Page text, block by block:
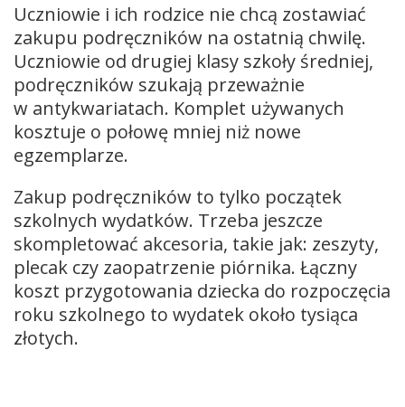
Uczniowie i ich rodzice nie chcą zostawiać
zakupu podręczników na ostatnią chwilę.
Uczniowie od drugiej klasy szkoły średniej,
podręczników szukają przeważnie
w antykwariatach. Komplet używanych
kosztuje o połowę mniej niż nowe
egzemplarze.
Zakup podręczników to tylko początek
szkolnych wydatków. Trzeba jeszcze
skompletować akcesoria, takie jak: zeszyty,
plecak czy zaopatrzenie piórnika. Łączny
koszt przygotowania dziecka do rozpoczęcia
roku szkolnego to wydatek około tysiąca
złotych.